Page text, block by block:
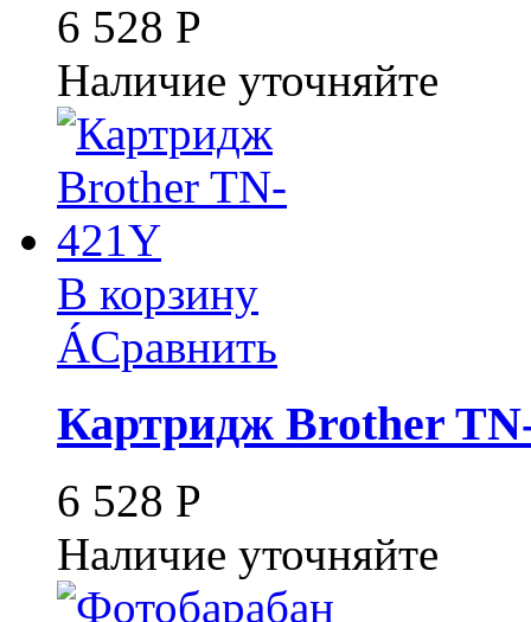
6 528 Р
Наличие уточняйте
В корзину
ÁСравнить
Картридж Brother
6 528 Р
Наличие уточняйте